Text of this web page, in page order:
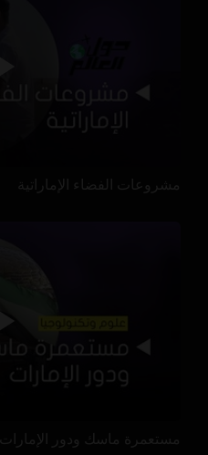
مشروعات الفضاء الإماراتية
مستعمرة ماسك ودور الإمارات